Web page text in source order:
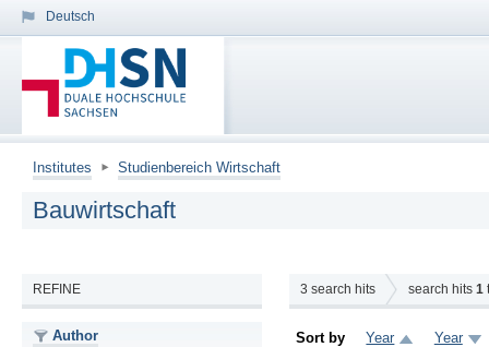
Deutsch
Institutes Studienbereich Wirtschaft
Bauwirtschaft
REFINE
Author
3 search hits search hits 1
Sort by Year Year